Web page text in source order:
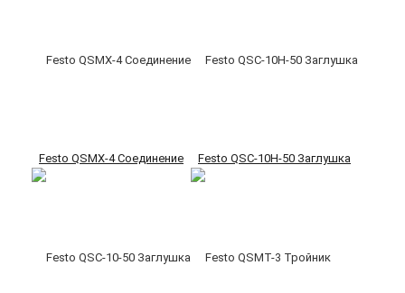
Festo QSMX-4 Соединение Festo QSC-10H-50 Заглушка